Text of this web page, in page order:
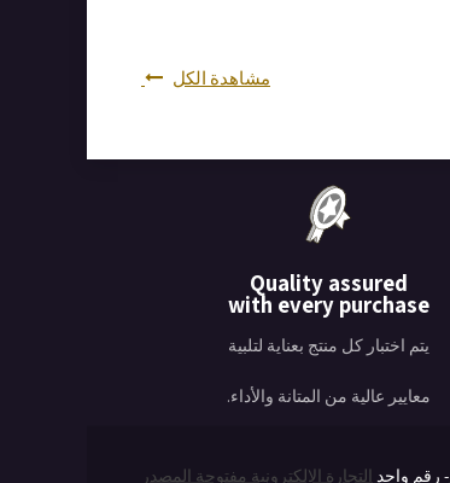
مشاهدة الكل
Quality assured
with every purchase
يتم اختبار كل منتج بعناية لتلبية
معايير عالية من المتانة والأداء.
- رقم واحد التجارة الإلكترونية مفتوحة المصدر